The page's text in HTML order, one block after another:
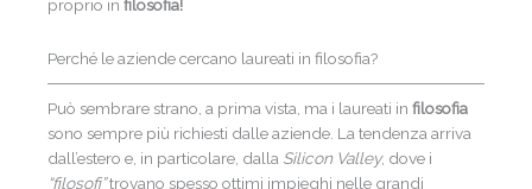
proprio in filosofia!
Perché le aziende cercano laureati in filosofia?
Può sembrare strano, a prima vista, ma i laureati in filosofia
sono sempre più richiesti dalle aziende. La tendenza arriva
dall’estero e, in particolare, dalla Silicon Valley, dove i
“filosofi”trovano spesso ottimi impieghi nelle grandi